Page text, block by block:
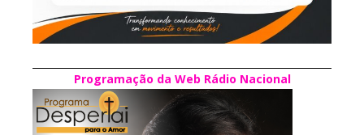
Programação da Web Rádio Nacional